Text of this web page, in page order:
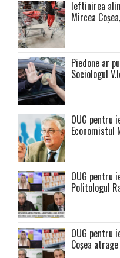
Ieftinirea
Mircea
Piedone ar
Sociologul
OUG pentru
Economistul
OUG pentru
Politologul
OUG pentru
Coșea